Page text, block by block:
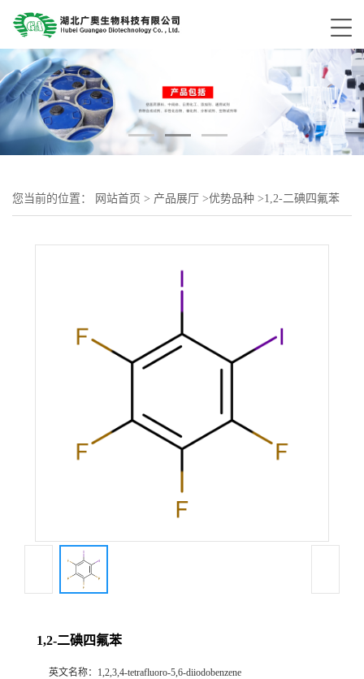
您当前的位置： 网站首页 > 产品展厅 >优势品种 >1,2-二碘四氟苯
1,2-二碘四氟苯
英文名称： 1,2,3,4-tetrafluoro-5,6-diiodobenzene